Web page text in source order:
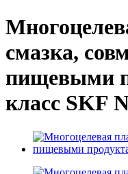
смазка,
пищевыми
класс SKF